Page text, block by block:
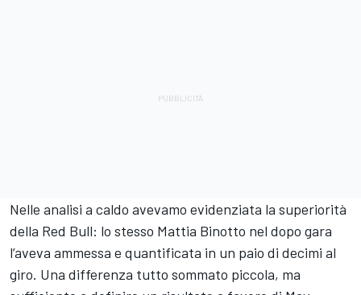
Nelle analisi a caldo avevamo evidenziata la superiorità
della Red Bull: lo stesso Mattia Binotto nel dopo gara
l’aveva ammessa e quantificata in un paio di decimi al
giro. Una differenza tutto sommato piccola, ma